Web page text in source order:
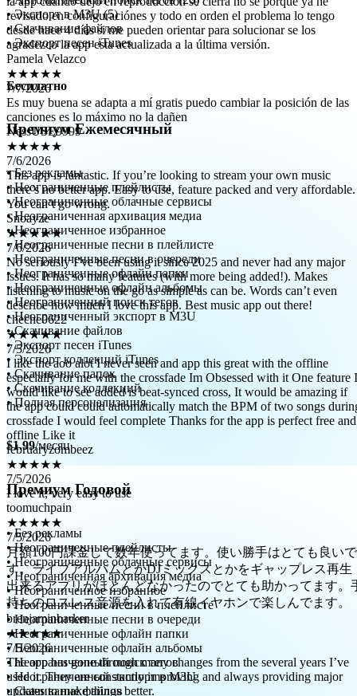
agradezco la app esta actualizada a la última versión.
Pamela Velazco
★★★★★
7/7/2026
Es muy buena se adapta a mí gratis puedo cambiar la posición de las
canciones es lo máximo no la dañen
NessUSE9999
★★★★★
7/6/2026
This app is fantastic. If you’re looking to stream your own music
there’s no better app. Easy to use, feature packed and very affordable.
You can’t go wrong.
Snoayze
★★★★★
7/6/2026
No seriously I’ve been using it since 2025 and never had any major
issues. It has so many features (with more being added!). Makes
listening to music on the go as simple as can be. Words can’t even
describe how much I love this app. Best music app out there!
cheche0622
★★★★★
7/5/2026
I like the aoo alot I never seen and app this great with the offline
especially for me with the crossfade Im Obsessed with it One feature I
would like to see added is beat-synced cross, It would be amazing if
the app could could automatically match the BPM of two songs
crossfade I would feel complete Thanks for the app is perfect free and
offline Like it
februaryzombeez
★★★★★
7/5/2026
I love it, very easy to use
toomuchpain
★★★★★
7/5/2026
月額100円課金して数年使ってます。使い勝手はとても良いで
す。ライブアルバムとかDJミックスとかをギャップレス再生
出来るアプリがほとんどなかったのでとても助かってます。
持ちのロスレス音源を入れて有線イヤホンで楽しんでます。
brenjaminbarker
★★★★★
7/5/2026
The app has gone through many changes from the several years I’ve
used it. They are constantly improving and always providing major
updates to make things better.
JohnARobles
★★★★★
• Экспорт в M3U (5)
• Скачивание файлов
• Экспорт песен iTunes
Бесплатно
Премиум Ежемесячный
• Без рекламы
• Неограниченные плейлисты
• Неограниченные облачные сервисы
• Неограниченная архивация медиа
• Неограниченное избранное
• Неограниченные песни в плейлисте
• Неограниченные песни в очереди
• Неограниченные офлайн папки
• Неограниченные офлайн альбомы
• Неограниченный поиск тегов
• Неограниченный экспорт в M3U
• Скачивание файлов
• Экспорт песен iTunes
• Экспорт коллекций iTunes
• Скачивание папок
• Скачивание коллекций
• Полная персонализация
$1.99/месяц
Премиум Годовой
• Без рекламы
• Неограниченные плейлисты
• Неограниченные облачные сервисы
• Неограниченная архивация медиа
• Неограниченное избранное
• Неограниченные песни в плейлисте
• Неограниченные песни в очереди
• Неограниченные офлайн папки
• Неограниченные офлайн альбомы
• Неограниченный поиск тегов
• Неограниченный экспорт в M3U
• Скачивание файлов